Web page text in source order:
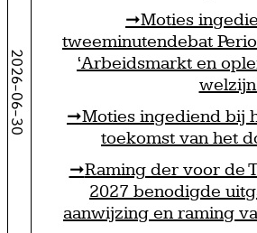
2026-06-30
Moties
tweeminutendebat
‘Arbeidsmarkt en
Moties ingediend bij
toekomst van het
Raming der voor de
2027 benodigde
aanwijzing en raming